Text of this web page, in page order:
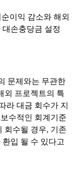
이익 감소와 해외
손충당금 설정
문제와는 무관한
외 프로젝트의 특
라 대금 회수가 지
수적인 회계기준
회수될 경우, 기존
입 될 수 있다고